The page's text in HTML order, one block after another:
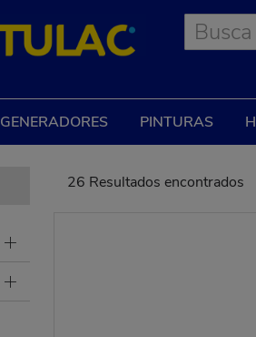
GENERADORES PINTURAS
26 Resultados encontrados